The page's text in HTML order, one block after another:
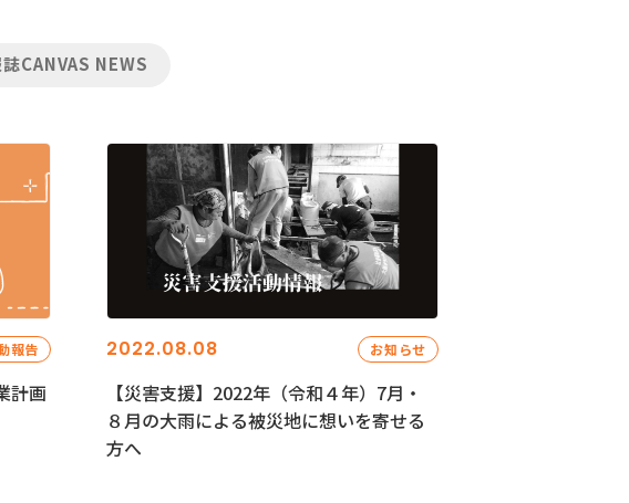
CANVAS NEWS
報告
計画
2022.08.08 お知らせ
【災害支援】2022年（令和４年）7月・
８月の大雨による被災地に想いを寄せる
方へ